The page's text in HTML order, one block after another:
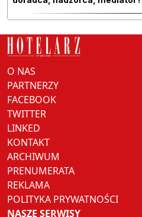
O NAS
PARTNERZY
FACEBOOK
TWITTER
LINKED
KONTAKT
ARCHIWUM
PRENUMERATA
REKLAMA
POLITYKA PRYWATNOŚCI
NASZE SERWISY